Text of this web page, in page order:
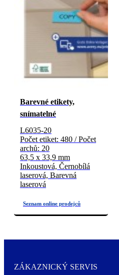
Barevné etikety,
snímatelné
L6035-20
Počet etiket: 480 / Počet
archů: 20
63,5 x 33,9 mm
Inkoustová, Černobílá
laserová, Barevná
laserová
ZÁKAZNICKÝ SERVIS